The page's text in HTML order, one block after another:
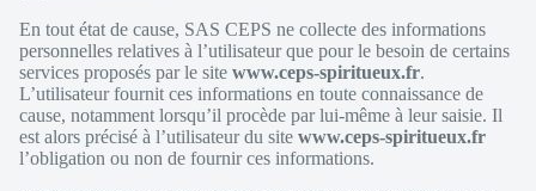
En tout état de cause, SAS CEPS ne collecte des informations
personnelles relatives à l’utilisateur que pour le besoin de certains
services proposés par le site www.ceps-spiritueux.fr.
L’utilisateur fournit ces informations en toute connaissance de
cause, notamment lorsqu’il procède par lui-même à leur saisie. Il
est alors précisé à l’utilisateur du site www.ceps-spiritueux.fr
l’obligation ou non de fournir ces informations.